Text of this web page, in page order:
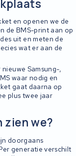
en openen we de
de BMS-print aan op
uit en meten de
wat er aan de
Samsung-,
waar nodig en
gaat daarna op
plus twee jaar
we?
doorgaans
generatie verschilt